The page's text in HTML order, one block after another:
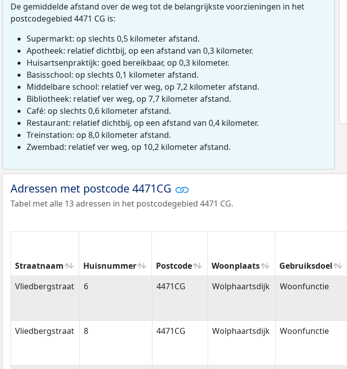
De gemiddelde afstand over de weg tot de belangrijkste voorzieningen in het
postcodegebied 4471 CG is:
Supermarkt: op slechts 0,5 kilometer afstand.
Apotheek: relatief dichtbij, op een afstand van 0,3 kilometer.
Huisartsenpraktijk: goed bereikbaar, op 0,3 kilometer.
Basisschool: op slechts 0,1 kilometer afstand.
Middelbare school: relatief ver weg, op 7,2 kilometer afstand.
Bibliotheek: relatief ver weg, op 7,7 kilometer afstand.
Café: op slechts 0,6 kilometer afstand.
Restaurant: relatief dichtbij, op een afstand van 0,4 kilometer.
Treinstation: op 8,0 kilometer afstand.
Zwembad: relatief ver weg, op 10,2 kilometer afstand.
Adressen met postcode 4471CG
Tabel met alle 13 adressen in het postcodegebied 4471 CG.
Straatnaam Huisnummer Postcode Woonplaats Gebruiksdoel
Straatnaam
Huisnummer Postcode Woonplaats Gebruiksdoel
Vliedbergstraat 6 4471CG Wolphaartsdijk Woonfunctie
Vliedbergstraat 8 4471CG Wolphaartsdijk Woonfunctie